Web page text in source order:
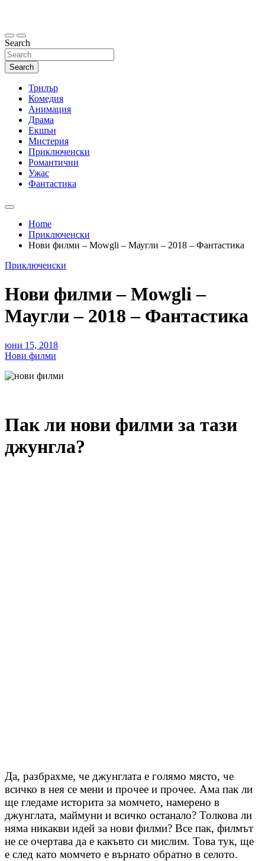
Search
Search
Трилър
Комедия
Анимация
Драма
Екшън
Мистерия
Приключенски
Романтични
Ужас
Фантастика
Home
Приключенски
Нови филми – Mowgli – Маугли – 2018 – Фантастика
Приключенски
Нови филми – Mowgli –
Маугли – 2018 – Фантастика
юни 15, 2018
Нови филми
Пак ли нови филми за тази
джунгла?
Да, разбрахме, че джунглата е голямо място, че
всичко в нея се мени и прочее и прочее. Ама пак ли
ще гледаме историта за момчето, намерено в
джунглата, маймуни и всичко останало? Толкова ли
няма никакви идей за нови филми? Все пак, филмът
не се очертава да е какъвто си мислим. Това тук, ще
е след като момчето е върнато обратно в селото.